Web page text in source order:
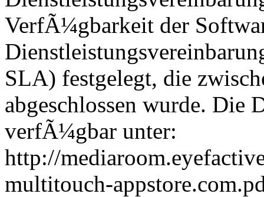
VerfÃ¼gbarkeit der
SLA) festgelegt, die
abgeschlossen wurde. Die
verfÃ¼gbar unter:
http://
multitouch-